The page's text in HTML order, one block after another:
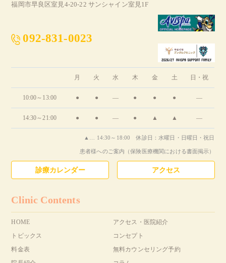
福岡市早良区室見4-20-22 サンシャイン室見1F
092-831-0023
月 火 水 木 金 土 日・祝
10:00～13:00 ● ● ― ● ● ● ―
14:30～21:00 ● ● ― ● ▲ ▲ ―
▲… 14:30～18:00 休診日：水曜日・日曜日・祝日
患者様へのご案内（保険医療機関における書面掲示）
診療カレンダー アクセス
Clinic Contents
HOME
アクセス・医院紹介
トピックス
コンセプト
料金表
無料カウンセリング予約